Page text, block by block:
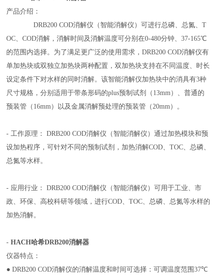
产品介绍：
DRB200 COD消解仪（智能消解仪）可进行总磷、总氮、T
OC、COD消解，消解时间及消解温度可分别在0-480分钟、37-165℃
的范围内选择。为了满足更广泛的使用需求，DRB200 COD消解仪有
单加热块或双独立加热块两种配置，双加热块支持在不同温度、时长
设定条件下对水样的同时消解。该智能消解仪加热块中的消具有3种
尺寸规格，分别适用于带条形码的plus预制试剂（ 13mm）、普通的
预装管（ 16mm）以及金属消解预处理的预装管（20mm）。
-工作原理：DRB200 COD消解仪（智能消解仪）通过加热模块和预
设加热程序，可针对不同的预制试剂，加热消解COD、TOC、总磷、
总氮等水样。
- 应用行业：DRB200 COD消解仪（智能消解仪）可用于工业、市
政、环保、高校科研等领域，进行COD、TOC、总磷、总氮等水样的
加热消解。
- HACH哈希DRB200消解器
仪器特点：
●DRB200 COD消解仪的消解温度和时间可选择：可调温度范围37℃